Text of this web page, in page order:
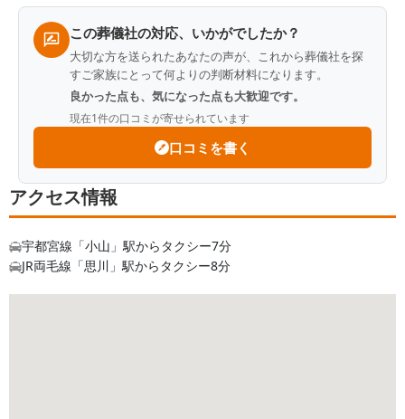
Q.この葬儀社が改善するべき点はありますか？
A.火葬場の空きがあまりないのは理解できます
が、最短の日程しか提示してもらえず、それしかな
いと思い込んでしまいました。後で調べたらもう少
し選択肢があったので、選択肢を提示してから選ば
せて欲しかった。
Q.故人との思い出を一つ教えてください
A.亡くなったのは私の叔父で、１人暮らしをして
おり、年に数回会う程度でした。芸術が好きで油絵
を描いたり、クラシック音楽をよく聴いていまし
た。突然でしたので心の準備もなく、今となっては
この葬儀社の対応、いかがでしたか？
大切な方を送られたあなたの声が、これから葬儀社を探
すご家族にとって何よりの判断材料になります。
良かった点も、気になった点も大歓迎です。
現在1件の口コミが寄せられています
口コミを書く
アクセス情報
宇都宮線「小山」駅からタクシー7分
JR両毛線「思川」駅からタクシー8分